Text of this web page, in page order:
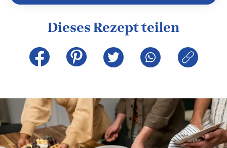
Dieses Rezept teilen